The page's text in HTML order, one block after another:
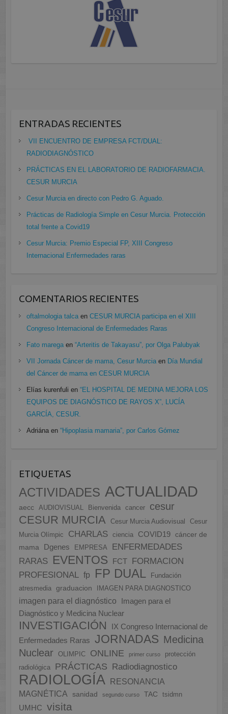
ENTRADAS RECIENTES
VII ENCUENTRO DE EMPRESA FCT/DUAL:
RADIODIAGNÓSTICO
PRÁCTICAS EN EL LABORATORIO DE RADIOFARMACIA.
CESUR MURCIA
Cesur Murcia en directo con Pedro G. Aguado.
Prácticas de Radiología Simple en Cesur Murcia. Protección
total frente a Covid19
Cesur Murcia: Premio Especial FP, XIII Congreso
Internacional Enfermedades raras
COMENTARIOS RECIENTES
oftalmologia talcaen CESUR MURCIA participa en el XIII
Congreso Internacional de Enfermedades Raras
Fato maregaen “Arteritis de Takayasu”, por Olga Palubyak
VII Jornada Cáncer de mama, Cesur Murciaen Día Mundial
del Cáncer de mama en CESUR MURCIA
Elías kurenfuli en “EL HOSPITAL DE MEDINA MEJORA LOS
EQUIPOS DE DIAGNÓSTICO DE RAYOS X”, LUCÍA
GARCÍA, CESUR.
Adriánaen “Hipoplasia mamaria”, por Carlos Gómez
ETIQUETAS
ACTIVIDADES ACTUALIDAD
aecc AUDIOVISUAL Bienvenida cancer cesur
CESUR MURCIA Cesur Murcia Audiovisual
Cesur
Murcia Olímpic
CHARLAS ciencia COVID19
cáncer de
mama
Dgenes EMPRESA
ENFERMEDADES
RARAS EVENTOS FCT
FORMACION
PROFESIONAL fp FP DUAL
Fundación
atresmedia
graduacion IMAGEN PARA DIAGNOSTICO
imagen para el diagnóstico
Imagen para el
Diagnóstico y Medicina Nuclear
INVESTIGACIÓN
IX Congreso Internacional de
Enfermedades Raras
JORNADAS Medicina
Nuclear
OLIMPIC ONLINE primer curso
protección
radiológica
PRÁCTICAS Radiodiagnostico
RADIOLOGÍA
RESONANCIA
MAGNÉTICA
sanidad segundo curso TAC tsidmn
UMHC visita